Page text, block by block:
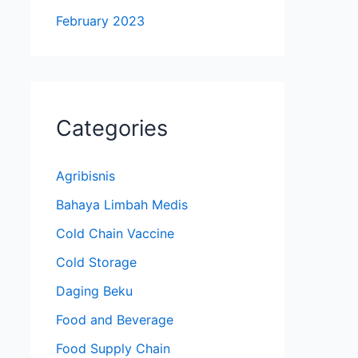
February 2023
Categories
Agribisnis
Bahaya Limbah Medis
Cold Chain Vaccine
Cold Storage
Daging Beku
Food and Beverage
Food Supply Chain